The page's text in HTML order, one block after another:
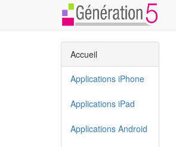
Accueil
Applications iPhone
Applications iPad
Applications Android